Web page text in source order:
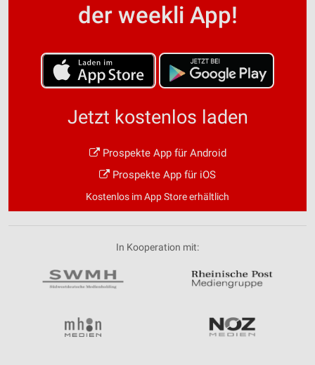
der weekli App!
Jetzt kostenlos laden
Prospekte App für Android
Prospekte App für iOS
Kostenlos im App Store erhältlich
In Kooperation mit: